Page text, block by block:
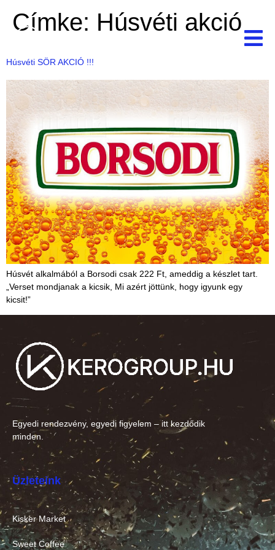
Címke: Húsvéti akció
Húsvéti SÖR AKCIÓ !!!
Húsvét alkalmából a Borsodi csak 222 Ft, ameddig a készlet tart.
„Verset mondjanak a kicsik, Mi azért jöttünk, hogy igyunk egy
kicsit!”
Egyedi rendezvény, egyedi figyelem – itt kezdődik
minden.
Üzleteink
Kisker Market
Sweet Coffee